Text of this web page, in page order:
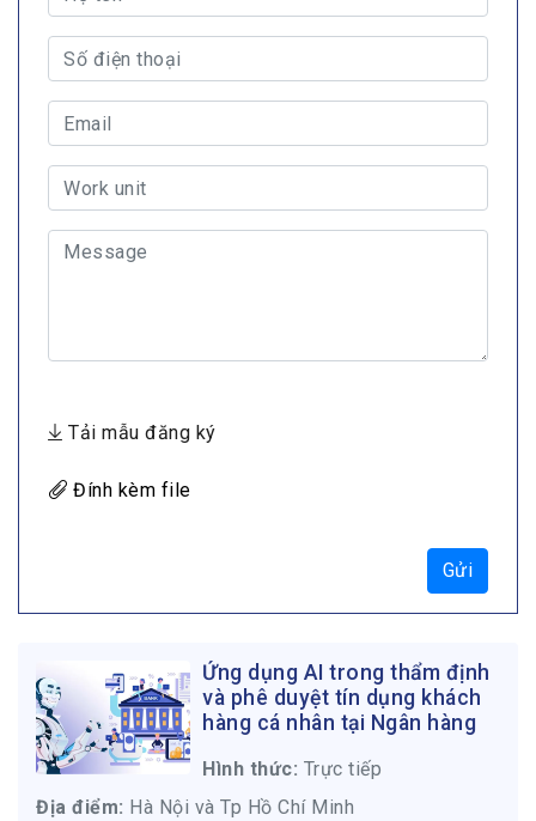
Tải mẫu đăng ký
Đính kèm file
Gửi
Ứng dụng AI trong thẩm định
và phê duyệt tín dụng khách
hàng cá nhân tại Ngân hàng
Hình thức: Trực tiếp
Địa điểm: Hà Nội và Tp Hồ Chí Minh